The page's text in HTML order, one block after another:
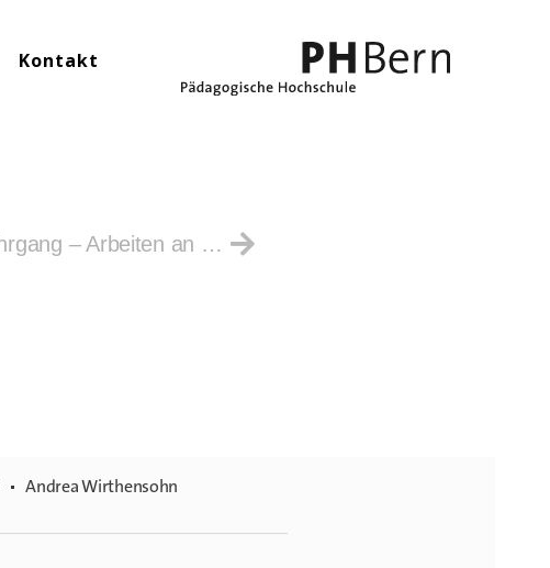
Kontakt
Erstelle einen KI-Tools-Lehrgang – Arbeiten an der PH Bern
Andrea Wirthensohn